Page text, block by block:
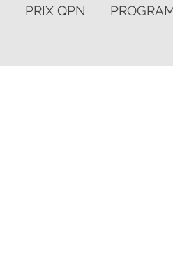
PRIX QPN